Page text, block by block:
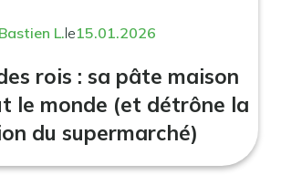
Bastien L.le15.01.2026
rois : sa pâte maison
le monde (et détrône la
du supermarché)